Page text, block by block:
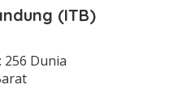
(ITB)
256 Dunia